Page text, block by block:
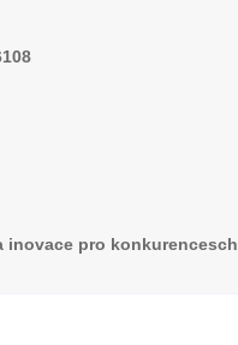
inovace pro